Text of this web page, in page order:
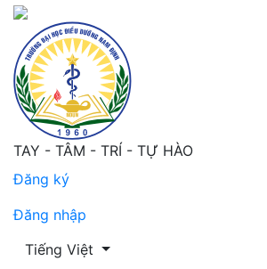
Kiến thức khử nhiễm dụng cụ kim
TAY - TÂM - TRÍ - TỰ HÀO
Đăng ký
Đăng nhập
Thay đổi ngôn ngữ. Ngôn ngữ hiện
Tiếng Việt